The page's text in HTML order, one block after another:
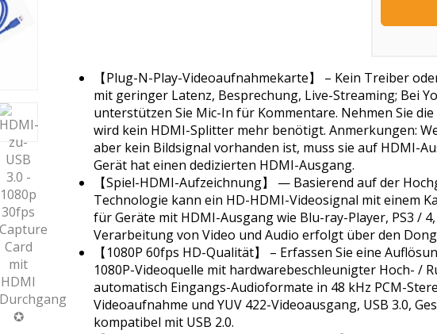
【Plug-N-Play-Videoaufnahmekarte】 – Kein Treiber
mit geringer Latenz, Besprechung, Live-Streaming; Bei
unterstützen Sie Mic-In für Kommentare. Nehmen Sie
wird kein HDMI-Splitter mehr benötigt. Anmerkungen:
aber kein Bildsignal vorhanden ist, muss sie auf HDMI-
Gerät hat einen dedizierten HDMI-Ausgang.
【Spiel-HDMI-Aufzeichnung】 — Basierend auf der
Technologie kann ein HD-HDMI-Videosignal mit einem
für Geräte mit HDMI-Ausgang wie Blu-ray-Player, PS3 / 4,
Verarbeitung von Video und Audio erfolgt über den
【1080P 60fps HD-Qualität】 – Erfassen Sie eine
1080P-Videoquelle mit hardwarebeschleunigter Hoch- /
automatisch Eingangs-Audioformate in 48 kHz PCM-
Videoaufnahme und YUV 422-Videoausgang, USB 3.0,
kompatibel mit USB 2.0.